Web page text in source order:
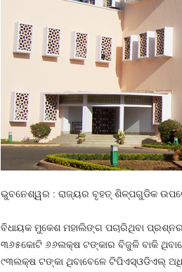
ଭୁବନେଶ୍ୱର : ରାଜ୍ୟର ବୃହତ୍‍ ଶିଳ୍ପଗୁଡିକ
ବିଧାୟକ ମୁକେଶ ମହାଲିଙ୍ଗ ପଚାରିଥିବା
୩୬୫କୋଟି ୬୬ଲକ୍ଷ ଟଙ୍କାର ବିଜୁଳି ବାକି
୯୩ଲକ୍ଷ ଟଙ୍କା ଥିବାବେଳେ ଟିପିଏସ୍‍ଓଡିଏଲ୍‍